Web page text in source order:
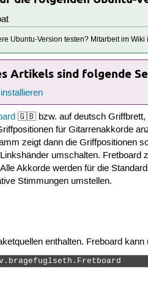
Ubuntu-Version testen? Mitarbeit im
Artikels sind folgende
🇬🇧 bzw. auf deutsch Griffbrett,
für Gitarrenakkorde
zeigt dann die Griffpositionen
umschalten.
Akkorde werden für die
Stimmungen umstellen.
enthalten. Freboard